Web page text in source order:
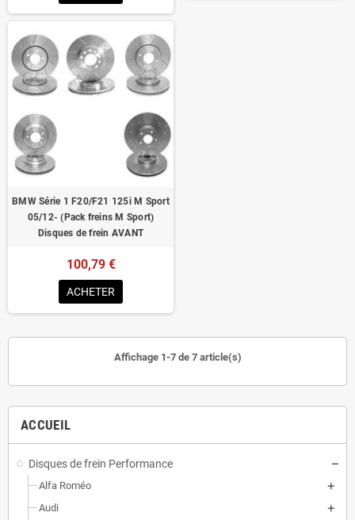
ACCUEIL
Disques de frein Performance
Alfa Roméo
Audi
BMW Série 1 F20/F21 125i M Sport
05/12- (Pack freins M Sport)
Disques de frein AVANT
100,79 €
ACHETER
Affichage 1-7 de 7 article(s)